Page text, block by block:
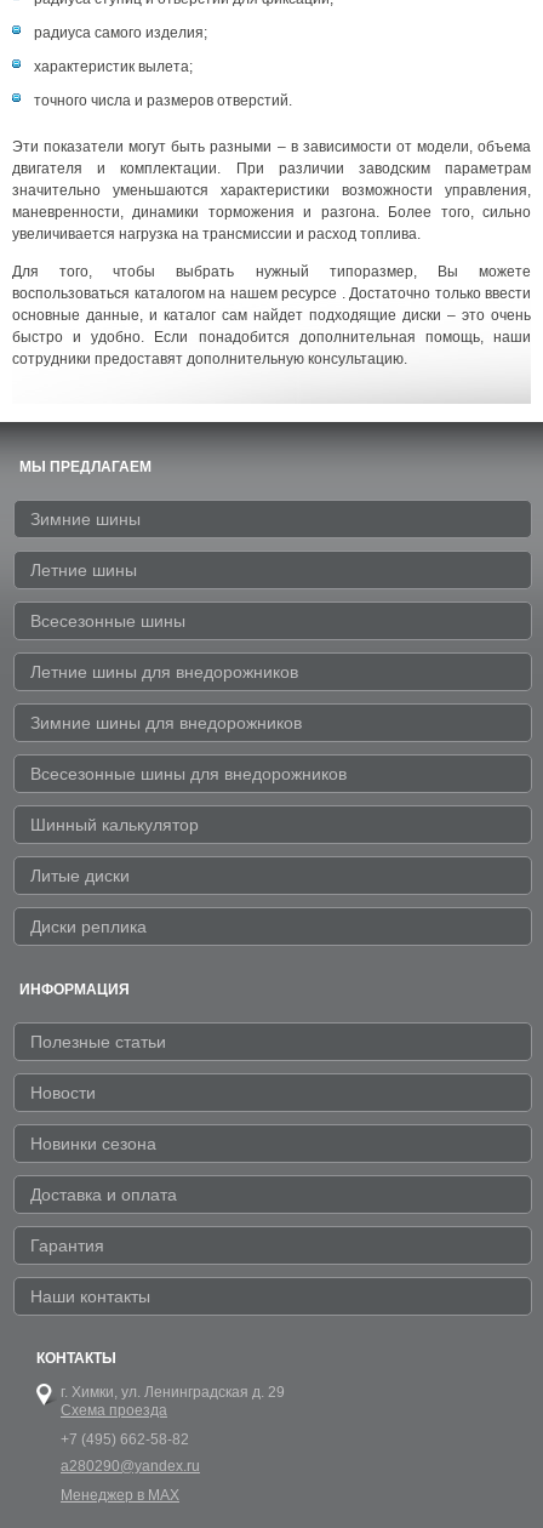
радиуса самого изделия;
характеристик вылета;
точного числа и размеров отверстий.
Эти показатели могут быть разными – в зависимости от модели, объема
двигателя и комплектации. При различии заводским параметрам
значительно уменьшаются характеристики возможности управления,
маневренности, динамики торможения и разгона. Более того, сильно
увеличивается нагрузка на трансмиссии и расход топлива.
Для того, чтобы выбрать нужный типоразмер, Вы можете
воспользоваться каталогом на нашем ресурсе . Достаточно только ввести
основные данные, и каталог сам найдет подходящие диски – это очень
быстро и удобно. Если понадобится дополнительная помощь, наши
сотрудники предоставят дополнительную консультацию.
МЫ ПРЕДЛАГАЕМ
Зимние шины
Летние шины
Всесезонные шины
Летние шины для внедорожников
Зимние шины для внедорожников
Всесезонные шины для внедорожников
Шинный калькулятор
Литые диски
Диски реплика
ИНФОРМАЦИЯ
Полезные статьи
Новости
Новинки сезона
Доставка и оплата
Гарантия
Наши контакты
КОНТАКТЫ
г. Химки, ул. Ленинградская д. 29
Схема проезда
+7 (495) 662-58-82
a280290@yandex.ru
Менеджер в MAX